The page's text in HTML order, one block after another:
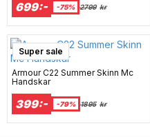
699:- -75% 2799 kr
Super sale
Armour C22 Summer Skinn Mc
Handskar
399:- -79% 1895 kr